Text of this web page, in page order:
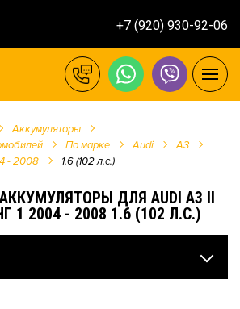
+7 (920) 930-92-06
Аккумуляторы
По марке Audi
A3
- 2008
1.6 (102 л.с.)
ДЛЯ AUDI A3 II
1 2004 - 2008 1.6 (102 Л.С.)